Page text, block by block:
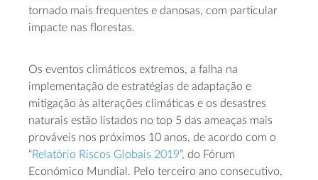
tornado mais frequentes e danosas, com particular
impacte nas florestas.
Os eventos climáticos extremos, a falha na
implementação de estratégias de adaptação e
mitigação às alterações climáticas e os desastres
naturais estão listados no top 5 das ameaças mais
prováveis nos próximos 10 anos, de acordo com o
“Relatório Riscos Globais 2019”, do Fórum
Económico Mundial. Pelo terceiro ano consecutivo,